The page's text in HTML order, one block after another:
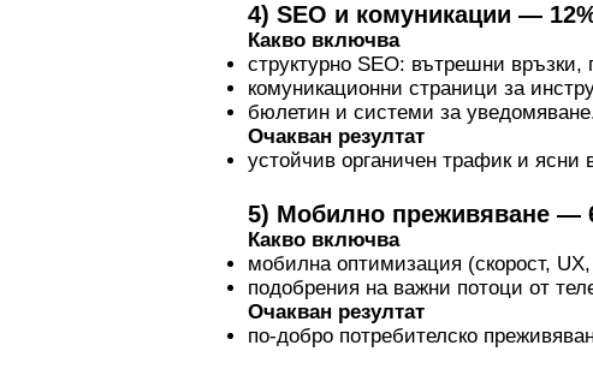
4) SEO и комуникации —
Какво включва
структурно SEO: вътрешни
комуникационни страници за
бюлетин и системи за
Очакван резултат
устойчив органичен трафик и
5) Мобилно преживяване —
Какво включва
мобилна оптимизация (скорост,
подобрения на важни потоци от
Очакван резултат
по-добро потребителско